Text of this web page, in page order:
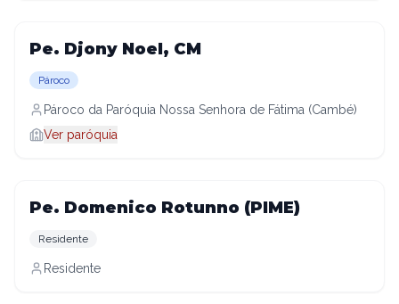
Pe. Djony Noel, CM
Pároco
Pároco da Paróquia Nossa Senhora de Fátima (Cambé)
Ver paróquia
Pe. Domenico Rotunno (PIME)
Residente
Residente